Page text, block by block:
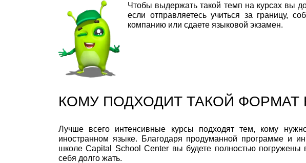
Чтобы выдержать такой темп на курсах вы
если отправляетесь учиться за границу,
компанию или сдаете языковой экзамен.
КОМУ ПОДХОДИТ ТАКОЙ ФОРМАТ
Лучше всего интенсивные курсы подходят тем, кому
иностранном языке. Благодаря продуманной программе и
школе Capital School Center вы будете полностью погружены
себя долго жать.